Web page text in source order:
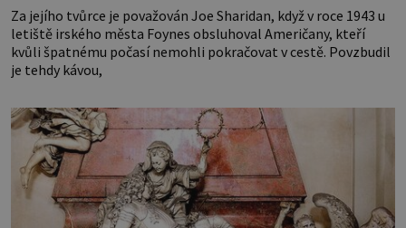
Za jejího tvůrce je považován Joe Sharidan, když v roce 1943 u
letiště irského města Foynes obsluhoval Američany, kteří
kvůli špatnému počasí nemohli pokračovat v cestě. Povzbudil
je tehdy kávou,